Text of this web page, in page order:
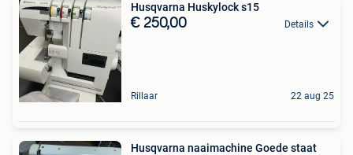
Husqvarna Huskylock s15
€ 250,00 Details
Rillaar 22 aug 25
Husqvarna naaimachine Goede staat